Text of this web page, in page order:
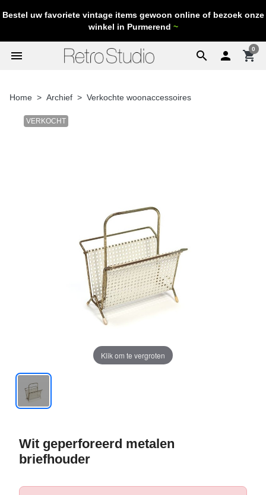
Bestel uw favoriete vintage items gewoon online of bezoek onze
winkel in Purmerend ~
search
menu  shopping_cart
0
Home Archief Verkochte woonaccessoires
VERKOCHT
Klik om te vergroten
Wit geperforeerd metalen
briefhouder